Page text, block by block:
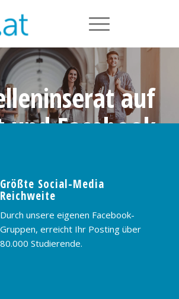
auf
und Facebook
KONTAKT
Größte Social-Media
Reichweite
Durch unsere eigenen Facebook-
Gruppen, erreicht Ihr Posting über
80.000 Studierende.